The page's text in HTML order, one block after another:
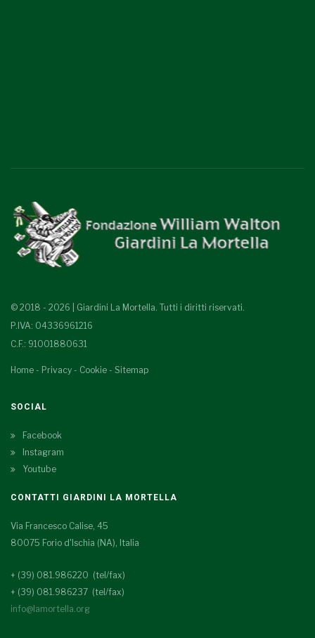
© 2018 - 2026 | Giardini La Mortella. Tutti i diritti riservati.
P.IVA: 04336961216
C.F.: 91001880631
Home - Privacy - Cookie - Sitemap
SOCIAL
Facebook
Instagram
Youtube
CONTATTI GIARDINI LA MORTELLA
Via Francesco Calise, 45
80075 Forio d'Ischia (NA), Italia
+ (39) 081.986220 (tel/fax)
+ (39) 081.986237 (tel/fax)
info@lamortella.org